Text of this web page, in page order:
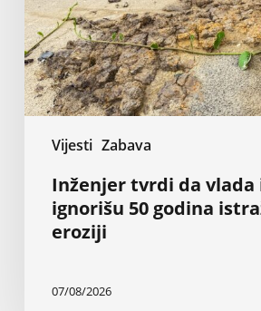
Vijesti Zabava
ignorišu
50
godina
istraživanja
o
Inženjer tvrdi da vlada
ignorišu 50 godina
eroziji
07/08/2026